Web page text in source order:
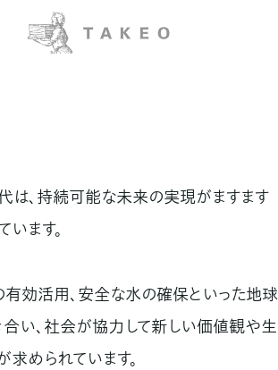
は、持続可能な未来の実現がますます
ます。
効活用、安全な水の確保といった地球
い、社会が協力して新しい価値観や生
求められています。